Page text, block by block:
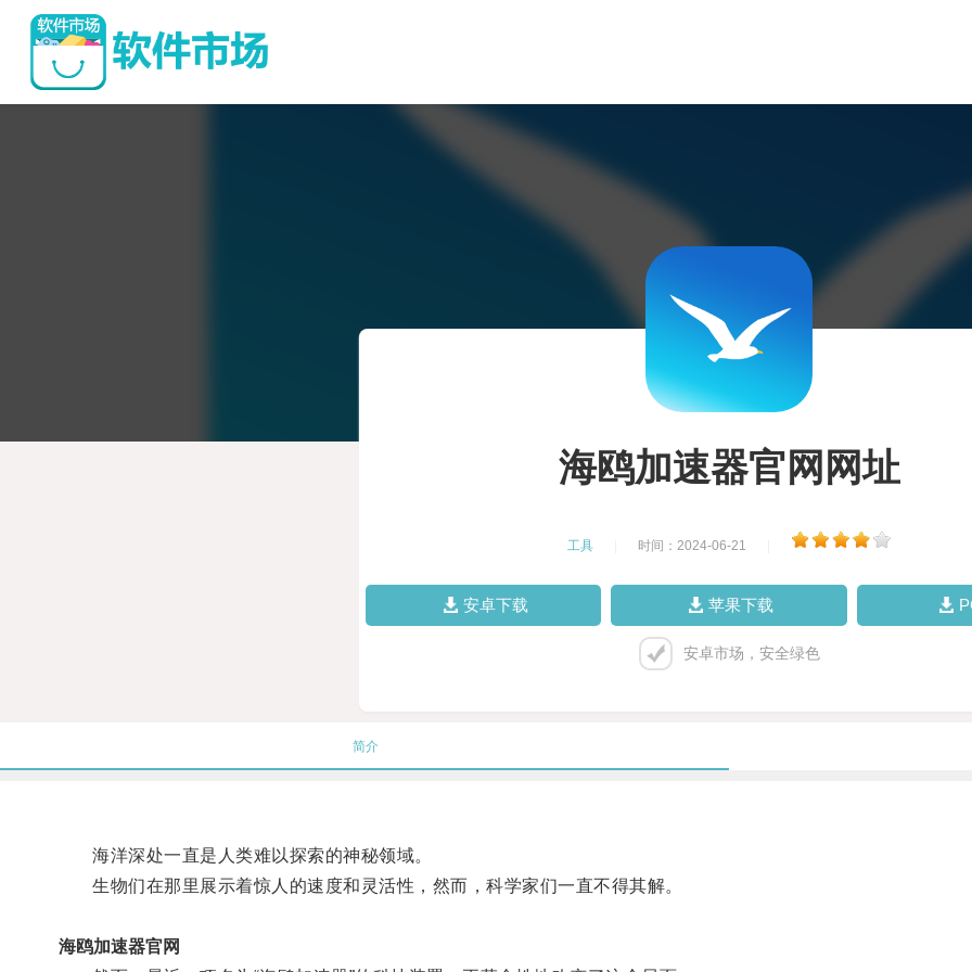
海鸥加速器官网网址
工具 时间：2024-06-21
安卓下载 苹果下载
安卓市场，安全绿色
简介
海洋深处一直是人类难以探索的神秘领域。
生物们在那里展示着惊人的速度和灵活性，然而，科学家们一直不得其解。
海鸥加速器官网